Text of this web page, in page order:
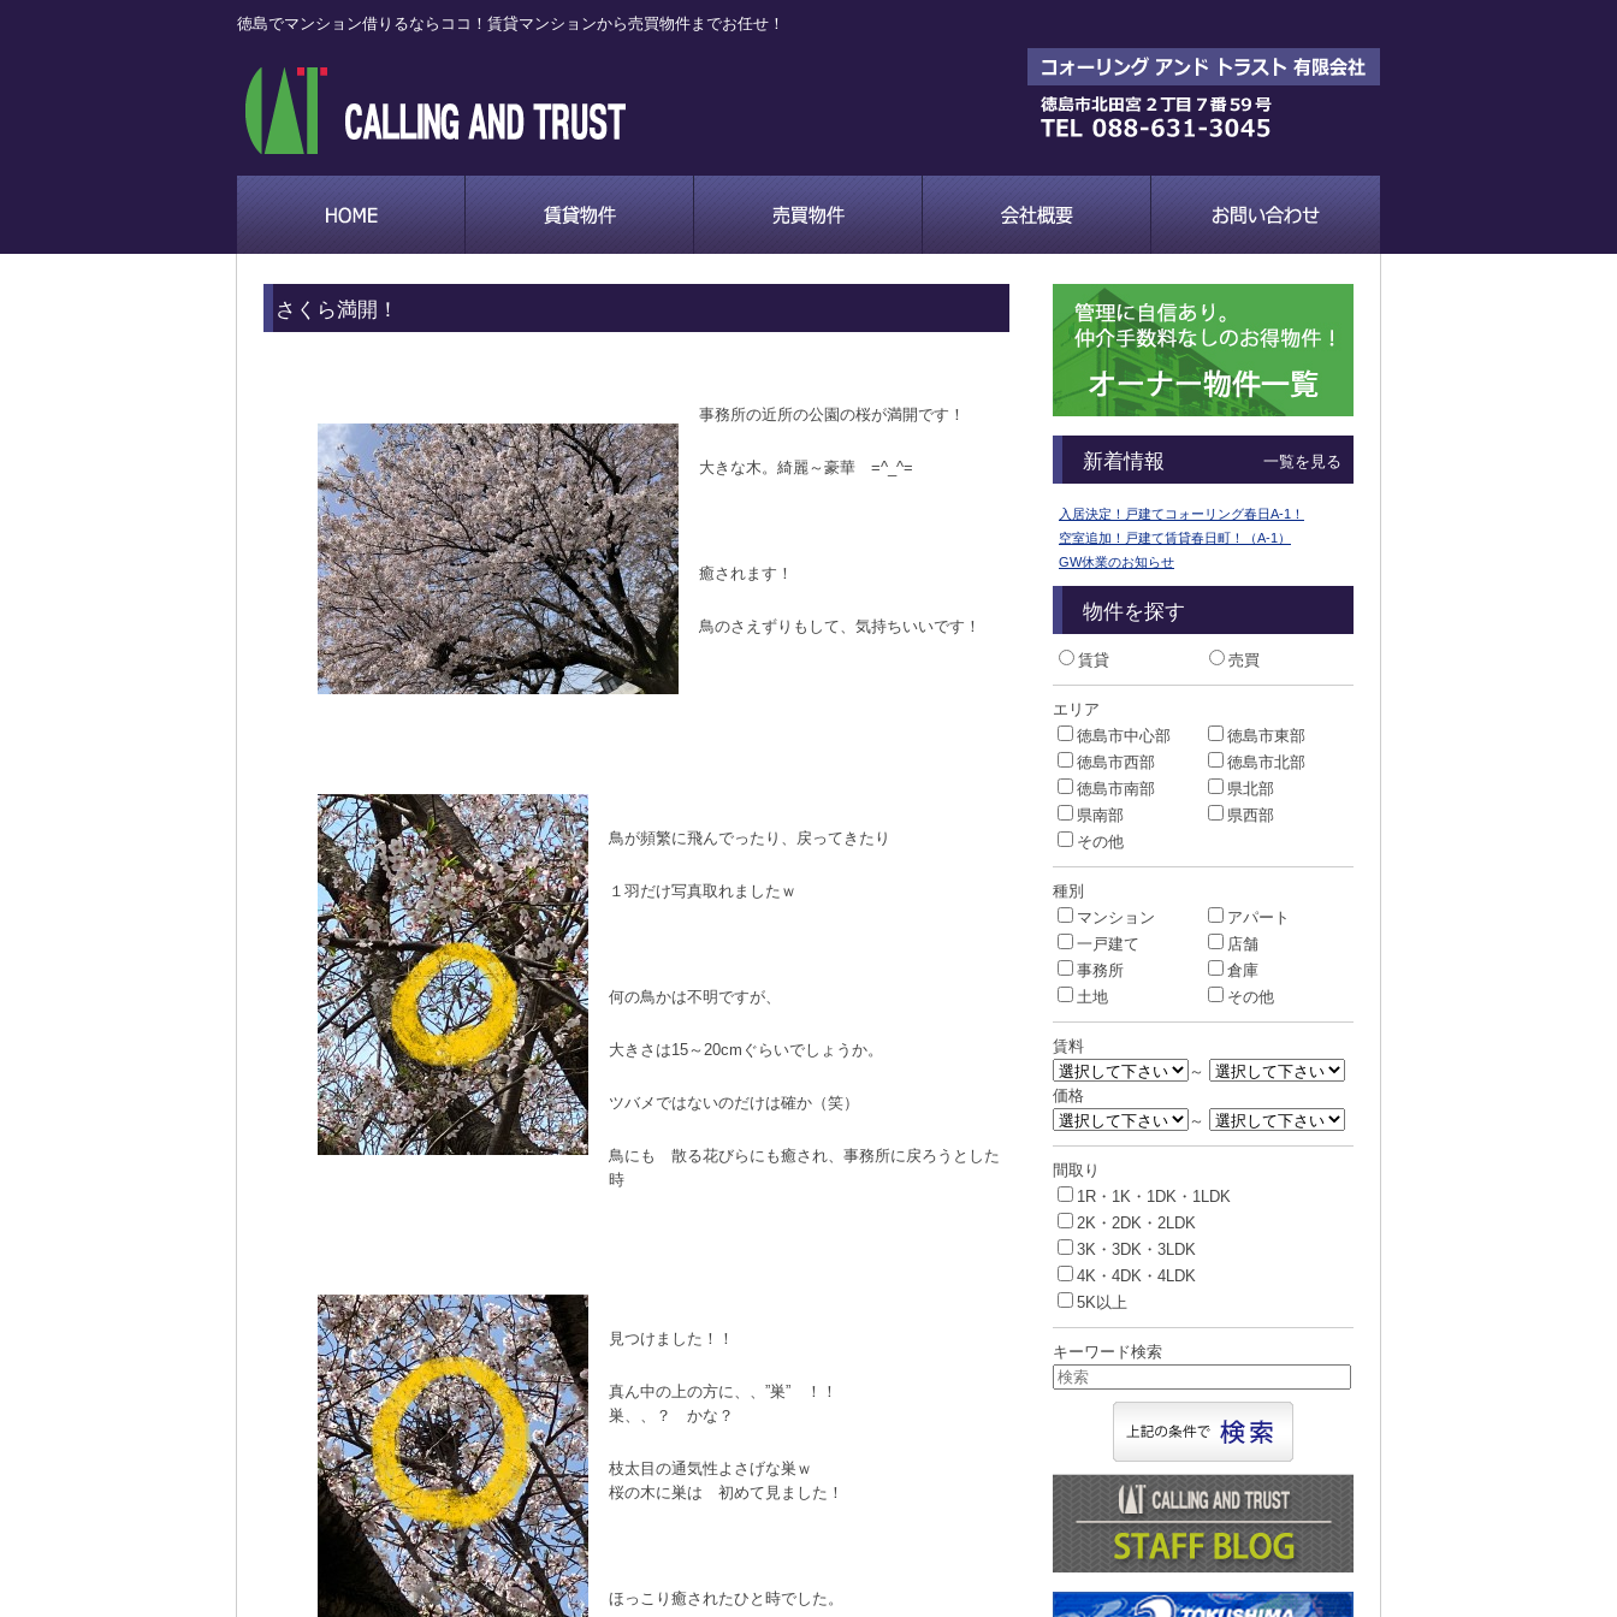
徳島でマンション借りるならココ！賃貸マンションから売買物件までお任せ！
さくら満開！
事務所の近所の公園の桜が満開です！
大きな木。綺麗～豪華 =^_^=
癒されます！
鳥のさえずりもして、気持ちいいです！
鳥が頻繁に飛んでったり、戻ってきたり
１羽だけ写真取れましたｗ
何の鳥かは不明ですが、
大きさは15～20cmぐらいでしょうか。
ツバメではないのだけは確か（笑）
鳥にも 散る花びらにも癒され、事務所に戻ろうとした
時
見つけました！！
真ん中の上の方に、、”巣” ！！
巣、、？ かな？
枝太目の通気性よさげな巣ｗ
桜の木に巣は 初めて見ました！
ほっこり癒されたひと時でした。
新着情報 一覧を見る
入居決定！戸建てコォーリング春日A-1！
空室追加！戸建て賃貸春日町！（A-1）
GW休業のお知らせ
物件を探す
賃貸 売買
エリア
徳島市中心部
徳島市東部
徳島市西部
徳島市北部
徳島市南部
県北部
県南部
県西部
その他
種別
マンション
アパート
一戸建て
店舗
事務所
倉庫
土地
その他
賃料
～
価格
～
間取り
1R・1K・1DK・1LDK
2K・2DK・2LDK
3K・3DK・3LDK
4K・4DK・4LDK
5K以上
キーワード検索